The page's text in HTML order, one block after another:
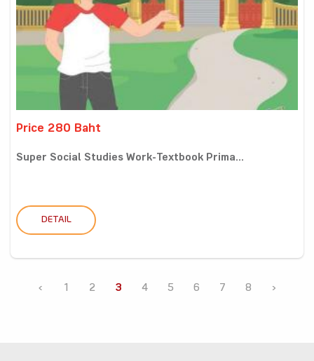
Price 280 Baht
Super Social Studies Work-Textbook Prima...
DETAIL
‹ 1 2 3 4 5 6 7 8 ›